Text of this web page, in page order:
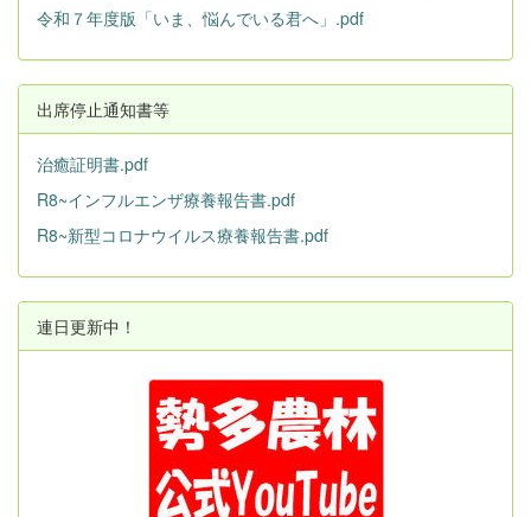
令和７年度版「いま、悩んでいる君へ」.pdf
出席停止通知書等
治癒証明書.pdf
R8~インフルエンザ療養報告書.pdf
R8~新型コロナウイルス療養報告書.pdf
連日更新中！